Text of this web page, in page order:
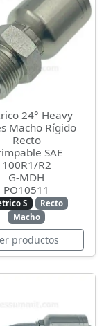
24° Heavy
Macho Rígido
Recto
SAE
100R1/R2
G-MDH
PO10511
S
Recto
Macho
productos